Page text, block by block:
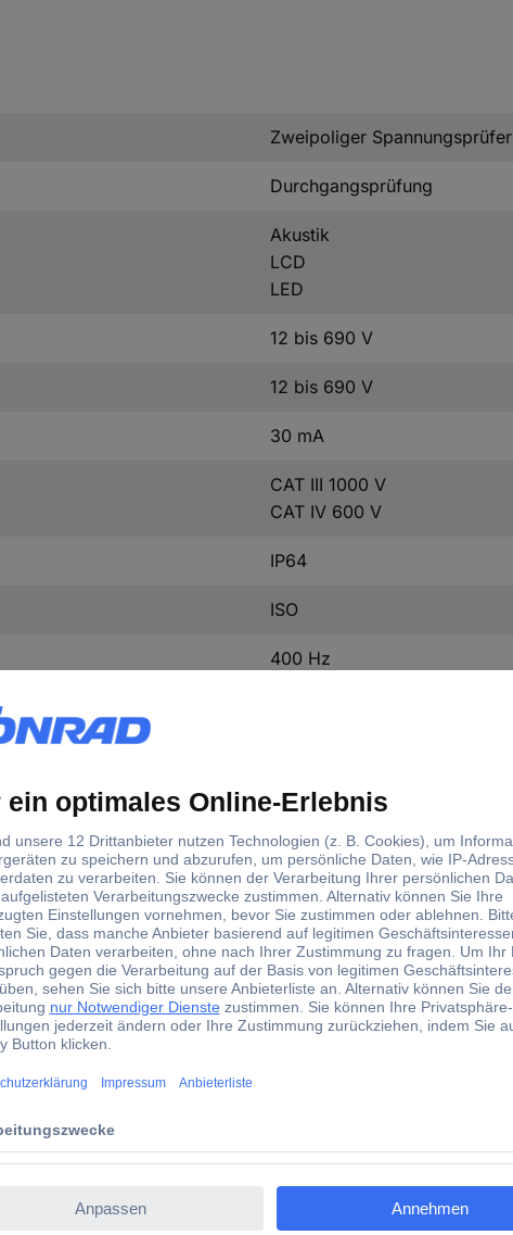
Zweipoliger Spannungsprüfer
Durchgangsprüfung
Akustik
LCD
LED
12 bis 690 V
12 bis 690 V
30 mA
CAT III 1000 V
CAT IV 600 V
IP64
ISO
400 Hz
690 V
12 V
690 V
12 V
VC 63
Messfunktion